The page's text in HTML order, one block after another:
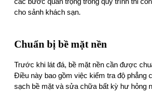
cho sảnh khách sạn.
Chuẩn bị bề mặt nền
Trước khi lát đá, bề mặt nền cần được
Điều này bao gồm việc kiểm tra độ phẳng
sạch bề mặt và sửa chữa bất kỳ hư hỏng